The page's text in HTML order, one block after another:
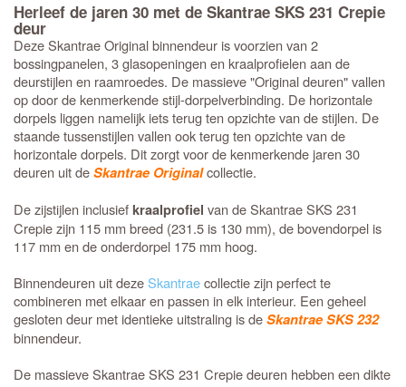
Herleef de jaren 30 met de Skantrae SKS 231 Crepie
deur
Deze Skantrae Original binnendeur is voorzien van 2
bossingpanelen, 3 glasopeningen en kraalprofielen aan de
deurstijlen en raamroedes. De massieve "Original deuren" vallen
op door de kenmerkende stijl-dorpelverbinding. De horizontale
dorpels liggen namelijk iets terug ten opzichte van de stijlen. De
staande tussenstijlen vallen ook terug ten opzichte van de
horizontale dorpels. Dit zorgt voor de kenmerkende jaren 30
deuren uit deSkantrae Originalcollectie.
De zijstijlen inclusiefkraalprofiel van de Skantrae SKS 231
Crepie zijn 115 mm breed (231.5 is 130 mm), de bovendorpel is
117 mm en de onderdorpel 175 mm hoog.
Binnendeuren uit dezeSkantraecollectie zijn perfect te
combineren met elkaar en passen in elk interieur. Een geheel
gesloten deur met identieke uitstraling is deSkantrae SKS 232
binnendeur.
De massieve Skantrae SKS 231 Crepie deuren hebben een dikte